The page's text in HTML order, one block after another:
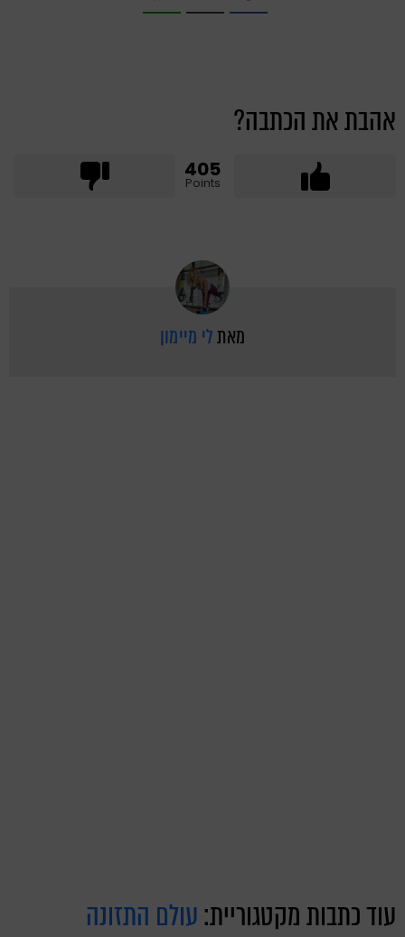
אהבת את הכתבה?
405
Points
מאתלי מיימון
עוד כתבות מקטגוריית:עולם התזונה